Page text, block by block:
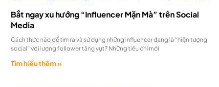
Bắt ngay xu hướng “Influencer Mặn Mà” trên Social
Media
Cách thức nào để tìm ra và sử dụng những influencer đang là “hiện tượng
social” với lượng follower tăng vụt? Những tiêu chí mới
Tìm hiểu thêm »